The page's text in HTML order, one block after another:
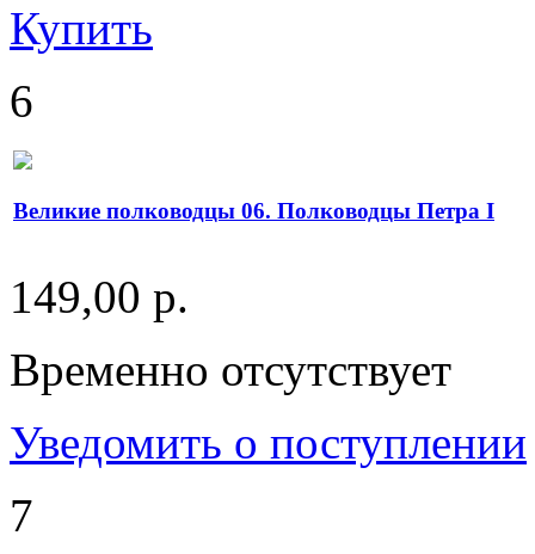
Купить
6
Великие полководцы 06. Полководцы Петра I
149,00 р.
Временно отсутствует
Уведомить о поступлении
7